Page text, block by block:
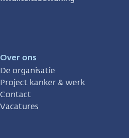
Over ons
De organisatie
Project kanker & werk
Contact
Vacatures